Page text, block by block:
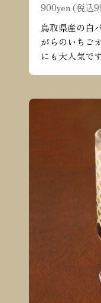
900yen (税込
鳥取県産の白
がらのいちご
にも大人気で